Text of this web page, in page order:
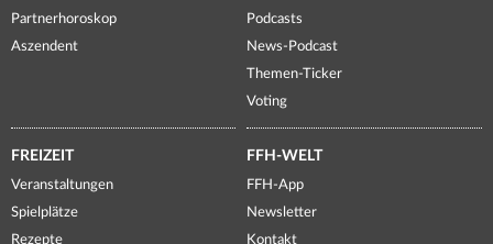
Partnerhoroskop
Aszendent
Podcasts
News-Podcast
Themen-Ticker
Voting
FREIZEIT
Veranstaltungen
Spielplätze
Rezepte
FFH-WELT
FFH-App
Newsletter
Kontakt